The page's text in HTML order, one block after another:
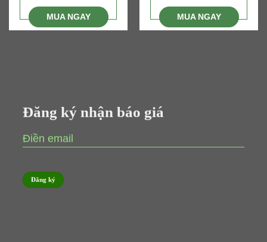
MUA NGAY MUA NGAY
Đăng ký nhận báo giá